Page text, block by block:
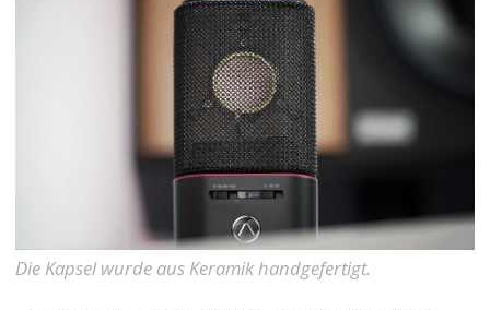
Die Kapsel wurde aus Keramik handgefertigt.